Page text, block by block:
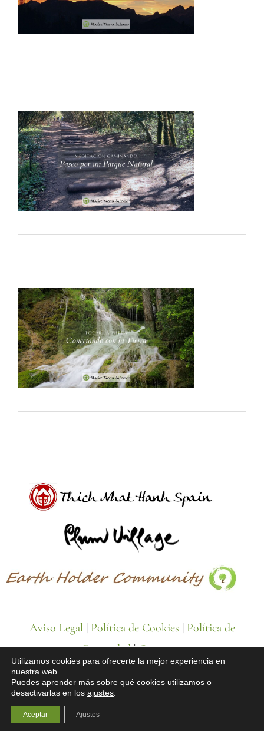
Aviso Legal| Política de Cookies
Política de
Privacidad|Contacto
© Todos los derechos reservados
Utilizamos cookies para ofrecerte la mejor experiencia en
nuestra web.
Puedes aprender más sobre qué cookies utilizamos o
desactivarlas en los ajustes
Aceptar Ajustes